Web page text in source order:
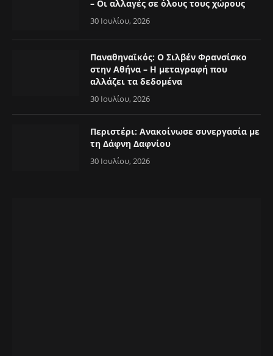
– Οι αλλαγές σε όλους τους χώρους
30 Ιουλίου, 2026
Παναθηναϊκός: Ο Σιλβέν Φρανσίσκο
στην Αθήνα – Η μεταγραφή που
αλλάζει τα δεδομένα
30 Ιουλίου, 2026
Περιστέρι: Ανακοίνωσε συνεργασία με
τη Δάφνη Δαφνίου
30 Ιουλίου, 2026